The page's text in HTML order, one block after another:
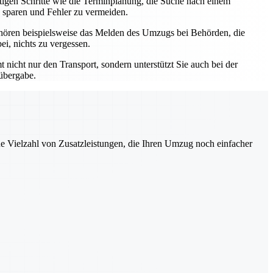
und Fehler zu vermeiden.
beispielsweise das Melden des Umzugs bei Behörden, die
nichts zu vergessen.
nur den Transport, sondern unterstützt Sie auch bei der
Vielzahl von Zusatzleistungen, die Ihren Umzug noch einfacher